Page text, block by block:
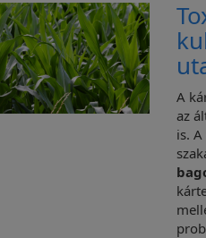
A
az
is.